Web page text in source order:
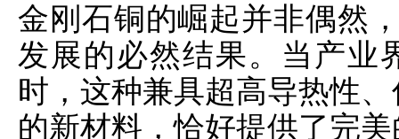
金刚石铜的崛起并非偶然
发展的必然结果。当产业
时，这种兼具超高导热性
的新材料，恰好提供了完